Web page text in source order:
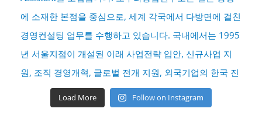
Load More Follow on Instagram